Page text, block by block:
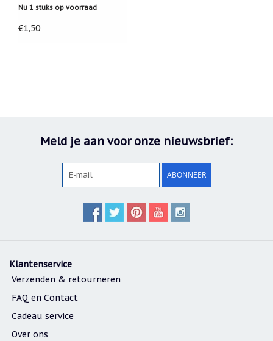
Nu 1 stuks op voorraad
€1,50
Meld je aan voor onze nieuwsbrief:
ABONNEER
Klantenservice
Verzenden & retourneren
FAQ en Contact
Cadeau service
Over ons